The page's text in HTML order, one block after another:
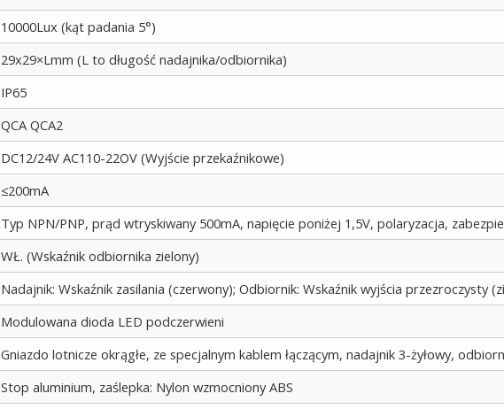
10000Lux (kąt padania 5°)
29x29×Lmm (L to długość nadajnika/odbiornika)
IP65
QCA QCA2
DC12/24V AC110-22OV (Wyjście przekaźnikowe)
≤200mA
Typ NPN/PNP, prąd wtryskiwany 500mA, napięcie poniżej 1,5V, polaryzacja,
WŁ. (Wskaźnik odbiornika zielony)
Nadajnik: Wskaźnik zasilania (czerwony); Odbiornik: Wskaźnik wyjścia przezroczysty
Modulowana dioda LED podczerwieni
Gniazdo lotnicze okrągłe, ze specjalnym kablem łączącym, nadajnik 3-żyłowy,
Stop aluminium, zaślepka: Nylon wzmocniony ABS